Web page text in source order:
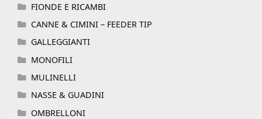
FIONDE E RICAMBI
CANNE & CIMINI – FEEDER TIP
GALLEGGIANTI
MONOFILI
MULINELLI
NASSE & GUADINI
OMBRELLONI